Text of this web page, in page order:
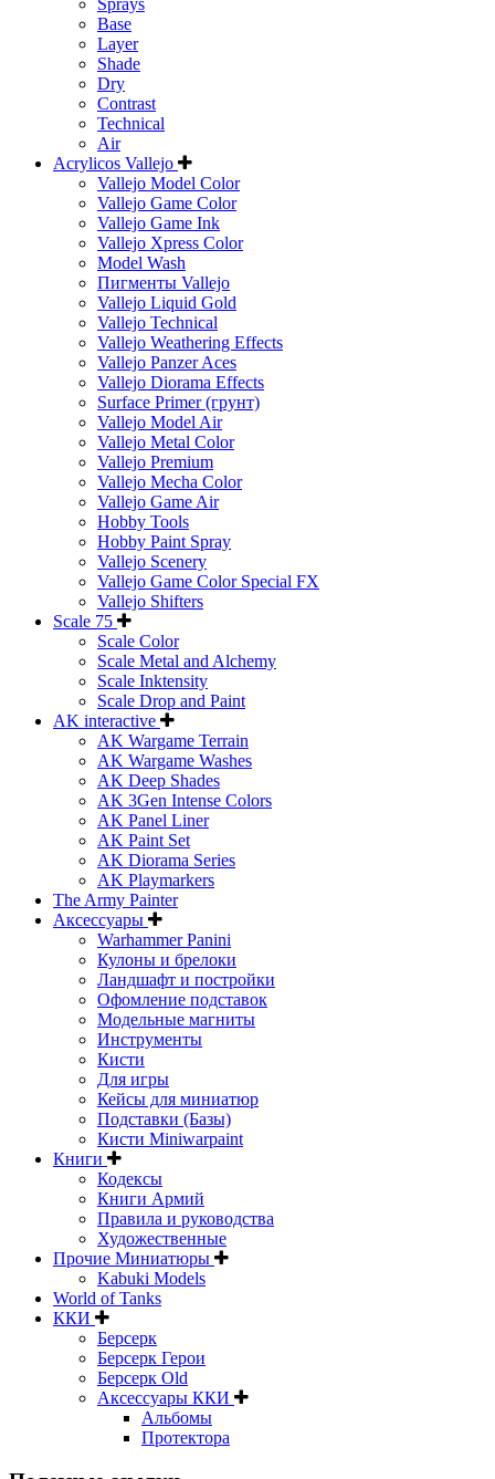
Sprays
Base
Layer
Shade
Dry
Contrast
Technical
Air
Acrylicos Vallejo
Vallejo Model Color
Vallejo Game Color
Vallejo Game Ink
Vallejo Xpress Color
Model Wash
Пигменты Vallejo
Vallejo Liquid Gold
Vallejo Technical
Vallejo Weathering Effects
Vallejo Panzer Aces
Vallejo Diorama Effects
Surface Primer (грунт)
Vallejo Model Air
Vallejo Metal Color
Vallejo Premium
Vallejo Mecha Color
Vallejo Game Air
Hobby Tools
Hobby Paint Spray
Vallejo Scenery
Vallejo Game Color Special FX
Vallejo Shifters
Scale 75
Scale Color
Scale Metal and Alchemy
Scale Inktensity
Scale Drop and Paint
AK interactive
AK Wargame Terrain
AK Wargame Washes
AK Deep Shades
AK 3Gen Intense Colors
AK Panel Liner
AK Paint Set
AK Diorama Series
AK Playmarkers
The Army Painter
Аксессуары
Warhammer Panini
Кулоны и брелоки
Ландшафт и постройки
Офомление подставок
Модельные магниты
Инструменты
Кисти
Для игры
Кейсы для миниатюр
Подставки (Базы)
Кисти Miniwarpaint
Книги
Кодексы
Книги Армий
Правила и руководства
Художественные
Прочие Миниатюры
Kabuki Models
World of Tanks
ККИ
Берсерк
Берсерк Герои
Берсерк Old
Аксессуары ККИ
Альбомы
Протектора